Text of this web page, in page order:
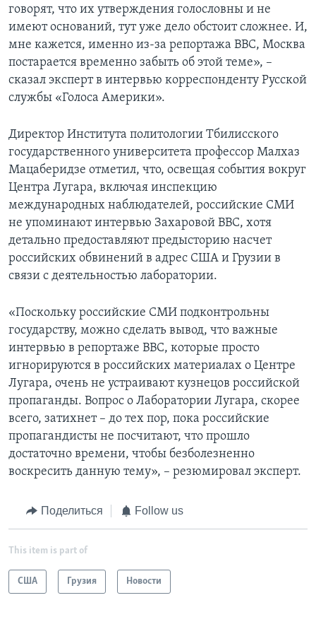
говорят, что их утверждения голословны и не
имеют оснований, тут уже дело обстоит сложнее. И,
мне кажется, именно из-за репортажа ВВС, Москва
постарается временно забыть об этой теме», –
сказал эксперт в интервью корреспонденту Русской
службы «Голоса Америки».
Директор Института политологии Тбилисского
государственного университета профессор Малхаз
Мацаберидзе отметил, что, освещая события вокруг
Центра Лугара, включая инспекцию
международных наблюдателей, российские СМИ
не упоминают интервью Захаровой ВВС, хотя
детально предоставляют предысторию насчет
российских обвинений в адрес США и Грузии в
связи с деятельностью лаборатории.
«Поскольку российские СМИ подконтрольны
государству, можно сделать вывод, что важные
интервью в репортаже ВВС, которые просто
игнорируются в российских материалах о Центре
Лугара, очень не устраивают кузнецов российской
пропаганды. Вопрос о Лаборатории Лугара, скорее
всего, затихнет – до тех пор, пока российские
пропагандисты не посчитают, что прошло
достаточно времени, чтобы безболезненно
воскресить данную тему», – резюмировал эксперт.
Поделиться Follow us
This item is part of
США Грузия Новости